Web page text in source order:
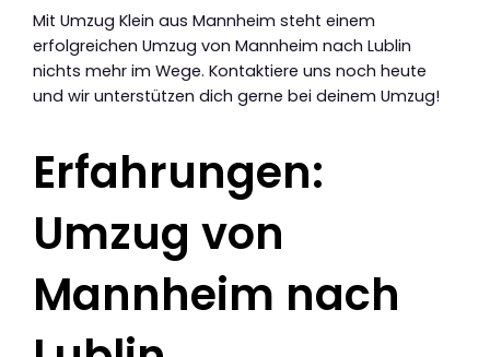
Mit Umzug Klein aus Mannheim steht einem
erfolgreichen Umzug von Mannheim nach Lublin
nichts mehr im Wege. Kontaktiere uns noch heute
und wir unterstützen dich gerne bei deinem Umzug!
Erfahrungen:
Umzug von
Mannheim nach